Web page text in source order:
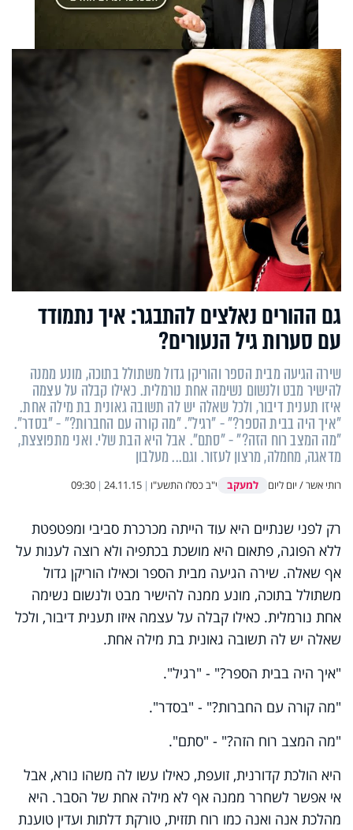
גם ההורים נאלצים להתבגר: איך נתמודד
עם סערות גיל הנעורים?
שירה הגיעה מבית הספר והוריקן גדול משתולל בתוכה, מונע ממנה
להישיר מבט ולנשום נשימה אחת נורמלית. כאילו קבלה על עצמה
איזו תענית דיבור, ולכל שאלה יש לה תשובה גאונית בת מילה אחת.
"איך היה בבית הספר?" - "רגיל". "מה קורה עם החברות?" - "בסדר".
"מה המצב רוח הזה?" - "סתם". אבל היא הבת שלי. ואני מתפוצצת,
מדאגה, מחמלה, מרצון לעזור. וגם... מעלבון
רותי אשר / יום ליום למעקב י"ב כסלו התשע"ו |
24.11.15
|
09:30
רק לפני שנתיים היא עוד הייתה מכרכרת סביבי ומפטפטת
ללא הפוגה, פתאום היא מושכת בכתפיה ולא רוצה לענות על
אף שאלה. שירה הגיעה מבית הספר וכאילו הוריקן גדול
משתולל בתוכה, מונע ממנה להישיר מבט ולנשום נשימה
אחת נורמלית. כאילו קבלה על עצמה איזו תענית דיבור, ולכל
שאלה יש לה תשובה גאונית בת מילה אחת.
"איך היה בבית הספר?" - "רגיל".
"מה קורה עם החברות?" - "בסדר".
"מה המצב רוח הזה?" - "סתם".
היא הולכת קדורנית, זועפת, כאילו עשו לה משהו נורא, אבל
אי אפשר לשחרר ממנה אף לא מילה אחת של הסבר. היא
מהלכת אנה ואנה כמו רוח תזזית, טורקת דלתות ועדין טוענת